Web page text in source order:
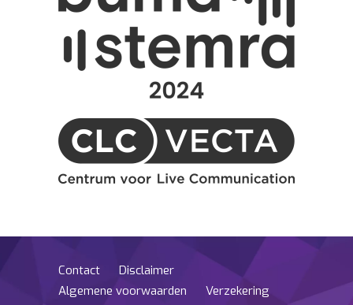
Contact
Disclaimer
Algemene voorwaarden
Verzekering